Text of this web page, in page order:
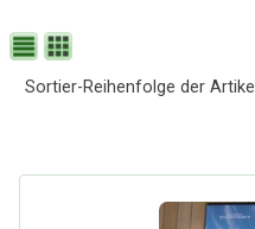
Sortier-Reihenfolge der Artikel